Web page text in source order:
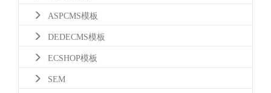
ASPCMS模板
DEDECMS模板
ECSHOP模板
SEM